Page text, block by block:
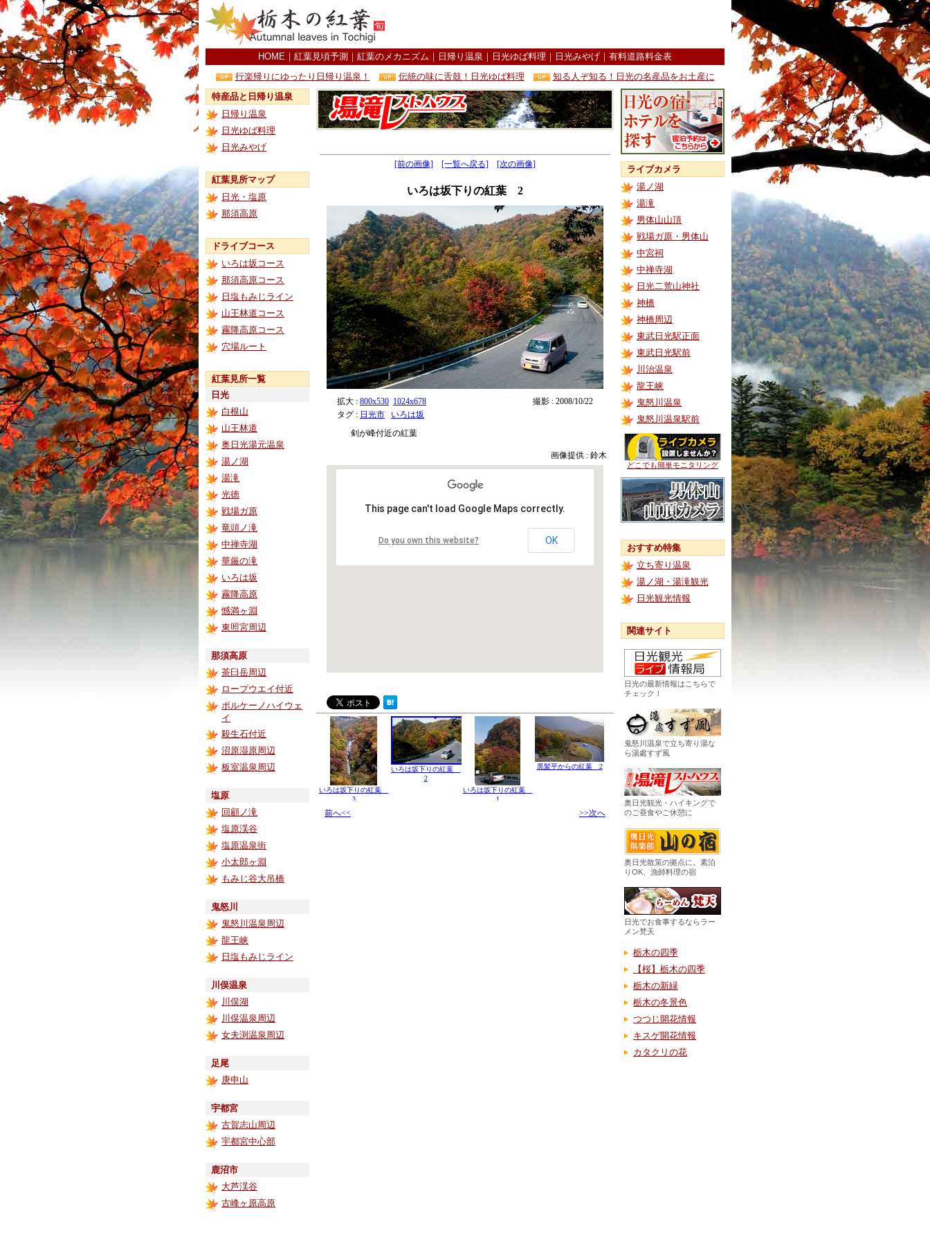
HOME ｜ 紅葉見頃予測 ｜ 紅葉のメカニズム ｜ 日帰り温泉 ｜ 日光ゆば料理 ｜ 日光みやげ ｜ 有料道路料金表
行楽帰りにゆったり日帰り温泉！
伝統の味に舌鼓！日光ゆば料理
知る人ぞ知る！日光の名産品をお土産に
特産品と日帰り温泉
日帰り温泉
日光ゆば料理
日光みやげ
紅葉見所マップ
日光・塩原
那須高原
ドライブコース
いろは坂コース
那須高原コース
日塩もみじライン
山王林道コース
霧降高原コース
穴場ルート
紅葉見所一覧
日光
白根山
山王林道
奥日光湯元温泉
湯ノ湖
湯滝
光徳
戦場ガ原
竜頭ノ滝
中禅寺湖
華厳の滝
いろは坂
霧降高原
憾満ヶ淵
東照宮周辺
那須高原
茶臼岳周辺
ロープウエイ付近
ボルケーノハイウェ
イ
殺生石付近
沼原湿原周辺
板室温泉周辺
塩原
回顧ノ滝
塩原渓谷
塩原温泉街
小太郎ヶ淵
もみじ谷大吊橋
鬼怒川
鬼怒川温泉周辺
龍王峡
日塩もみじライン
川俣温泉
川俣湖
川俣温泉周辺
女夫渕温泉周辺
足尾
庚申山
宇都宮
古賀志山周辺
宇都宮中心部
鹿沼市
大芦渓谷
古峰ヶ原高原
[前の画像] [一覧へ戻る] [次の画像]
いろは坂下りの紅葉 2
拡大 : 800x530 1024x678
撮影 : 2008/10/22
タグ : 日光市
いろは坂
剣が峰付近の紅葉
画像提供 : 鈴木
This page can't load Google Maps correctly.
Do you own this website? OK
いろは坂下りの紅葉
3
いろは坂下りの紅葉
2
いろは坂下りの紅葉
1
黒髪平からの紅葉 2
前へ<< >>次へ
ライブカメラ
湯ノ湖
湯滝
男体山山頂
戦場ガ原・男体山
中宮祠
中禅寺湖
日光二荒山神社
神橋
神橋周辺
東武日光駅正面
東武日光駅前
川治温泉
龍王峡
鬼怒川温泉
鬼怒川温泉駅前
どこでも簡単モニタリング
おすすめ特集
立ち寄り温泉
湯ノ湖・湯滝観光
日光観光情報
関連サイト
日光の最新情報はこちらで
チェック！
鬼怒川温泉で立ち寄り湯な
ら湯處すず風
奥日光観光・ハイキングで
のご昼食やご休憩に
奥日光散策の拠点に。素泊
りOK、漁師料理の宿
日光でお食事するならラー
メン梵天
栃木の四季
【桜】栃木の四季
栃木の新緑
栃木の冬景色
つつじ開花情報
キスゲ開花情報
カタクリの花